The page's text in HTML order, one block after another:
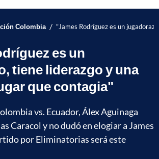
Colombia / "James Rodríguez es un
es un
tiene liderazgo y una
que contagia"
vs. Ecuador, Álex Aguinaga
Caracol y no dudó en elogiar a James
por Eliminatorias será este